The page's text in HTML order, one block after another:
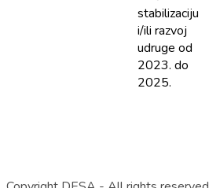
stabilizaciju
i/ili razvoj
udruge od
2023. do
2025.